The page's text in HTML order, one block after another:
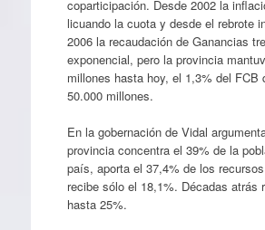
coparticipación. Desde 2002 la
licuando la cuota y desde el rebrote
2006 la recaudación de Ganancias
exponencial, pero la provincia
millones hasta hoy, el 1,3% del FCB
50.000 millones.
En la gobernación de Vidal
provincia concentra el 39% de la
país, aporta el 37,4% de los
recibe sólo el 18,1%. Décadas atrás
hasta 25%.